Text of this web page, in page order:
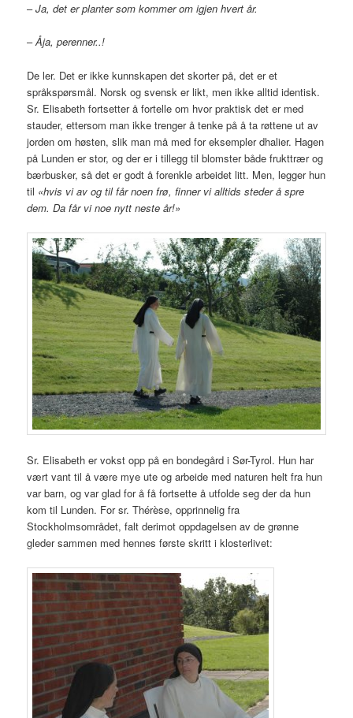
–Ja, det er planter som kommer om igjen hvert år.
–Åja, perenner..!
De ler. Det er ikke kunnskapen det skorter på, det er et
språkspørsmål. Norsk og svensk er likt, men ikke alltid identisk.
Sr. Elisabeth fortsetter å fortelle om hvor praktisk det er med
stauder, ettersom man ikke trenger å tenke på å ta røttene ut av
jorden om høsten, slik man må med for eksempler dhalier. Hagen
på Lunden er stor, og der er i tillegg til blomster både frukttrær og
bærbusker, så det er godt å forenkle arbeidet litt. Men, legger hun
til «hvis vi av og til får noen frø, finner vi alltids steder å spre
dem. Da får vi noe nytt neste år!»
Sr. Elisabeth er vokst opp på en bondegård i Sør-Tyrol. Hun har
vært vant til å være mye ute og arbeide med naturen helt fra hun
var barn, og var glad for å få fortsette å utfolde seg der da hun
kom til Lunden. For sr. Thérèse, opprinnelig fra
Stockholmsområdet, falt derimot oppdagelsen av de grønne
gleder sammen med hennes første skritt i klosterlivet: